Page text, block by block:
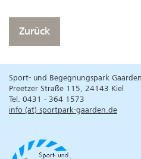
Zurück
Sport- und Begegnungspark Gaarden
Preetzer Straße 115, 24143 Kiel
Tel. 0431 - 364 1573
info (at) sportpark-gaarden.de